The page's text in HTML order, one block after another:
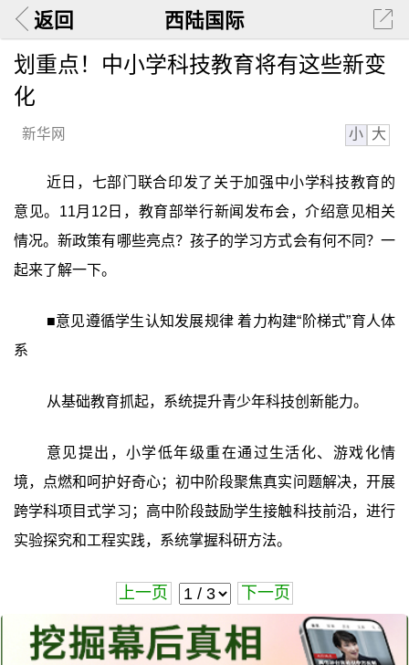
返回 西陆国际
划重点！中小学科技教育将有这些新变
化
新华网 小 大
近日，七部门联合印发了关于加强中小学科技教育的
意见。11月12日，教育部举行新闻发布会，介绍意见相关
情况。新政策有哪些亮点？孩子的学习方式会有何不同？一
起来了解一下。
■意见遵循学生认知发展规律 着力构建“阶梯式”育人体
系
从基础教育抓起，系统提升青少年科技创新能力。
意见提出，小学低年级重在通过生活化、游戏化情
境，点燃和呵护好奇心；初中阶段聚焦真实问题解决，开展
跨学科项目式学习；高中阶段鼓励学生接触科技前沿，进行
实验探究和工程实践，系统掌握科研方法。
上一页 下一页